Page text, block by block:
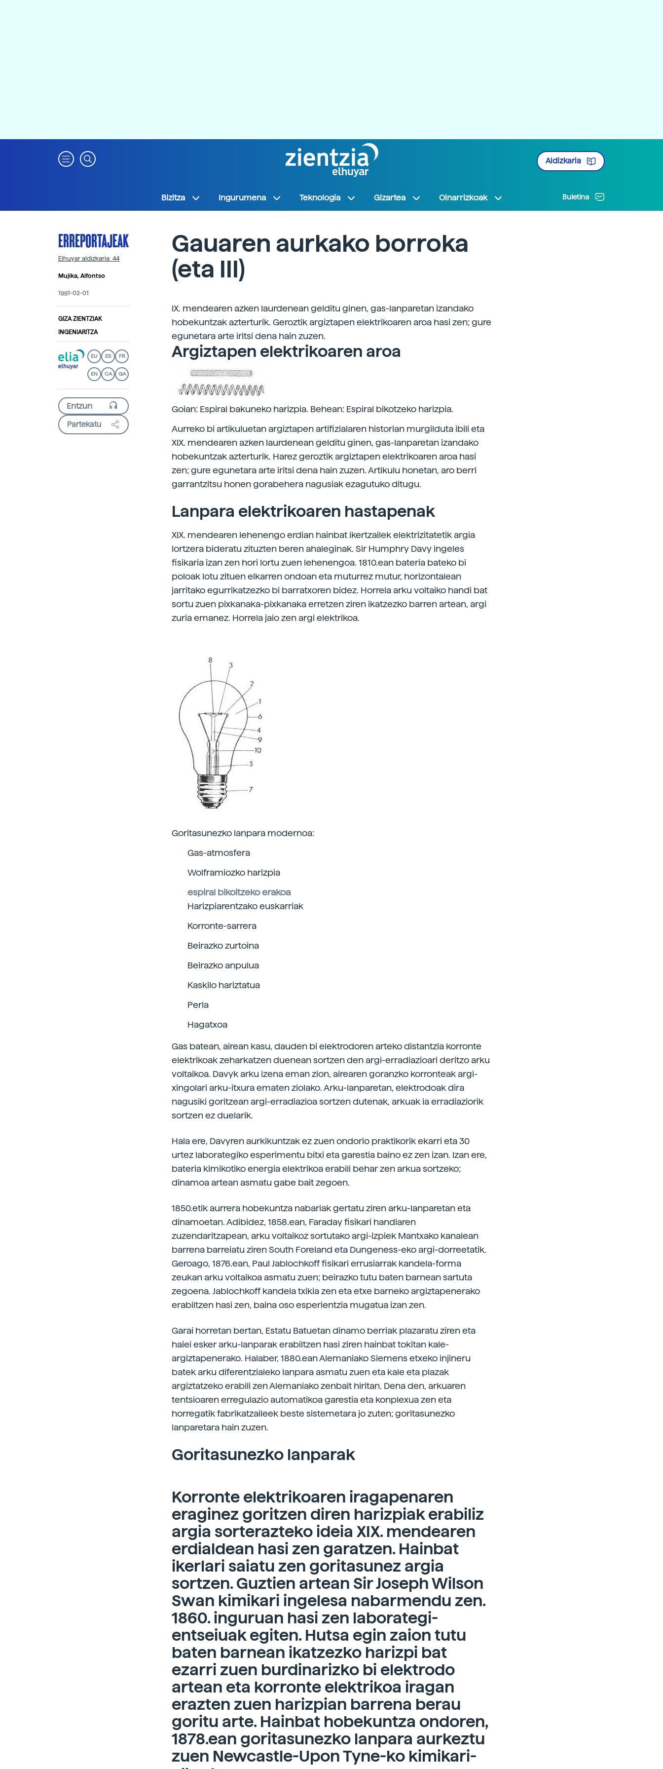
Aldizkaria
Bizitza Ingurumena Teknologia Gizartea Oinarrizkoak Buletina
ERREPORTAJEAK
Elhuyar aldizkaria: 44
Mujika, Alfontso
1991-02-01
GIZA ZIENTZIAK
INGENIARITZA
EU ES FR
EN CA GA
Partekatu
Gauaren aurkako borroka
(eta III)
IX. mendearen azken laurdenean gelditu ginen, gas-lanparetan izandako
hobekuntzak azterturik. Geroztik argiztapen elektrikoaren aroa hasi zen; gure
egunetara arte iritsi dena hain zuzen.
Argiztapen elektrikoaren aroa
Goian: Espiral bakuneko harizpia. Behean: Espiral bikotzeko harizpia.
Aurreko bi artikuluetan argiztapen artifizialaren historian murgilduta ibili eta
XIX. mendearen azken laurdenean gelditu ginen, gas-lanparetan izandako
hobekuntzak azterturik. Harez geroztik argiztapen elektrikoaren aroa hasi
zen; gure egunetara arte iritsi dena hain zuzen. Artikulu honetan, aro berri
garrantzitsu honen gorabehera nagusiak ezagutuko ditugu.
Lanpara elektrikoaren hastapenak
XIX. mendearen lehenengo erdian hainbat ikertzailek elektrizitatetik argia
lortzera bideratu zituzten beren ahaleginak. Sir Humphry Davy ingeles
fisikaria izan zen hori lortu zuen lehenengoa. 1810.ean bateria bateko bi
poloak lotu zituen elkarren ondoan eta muturrez mutur, horizontalean
jarritako egurrikatzezko bi barratxoren bidez. Horrela arku voltaiko handi bat
sortu zuen pixkanaka-pixkanaka erretzen ziren ikatzezko barren artean, argi
zuria emanez. Horrela jaio zen argi elektrikoa.
Goritasunezko lanpara modernoa:
Gas-atmosfera
Wolframiozko harizpia
espiral bikoitzeko erakoa
Harizpiarentzako euskarriak
Korronte-sarrera
Beirazko zurtoina
Beirazko anpulua
Kaskilo hariztatua
Perla
Hagatxoa
Gas batean, airean kasu, dauden bi elektrodoren arteko distantzia korronte
elektrikoak zeharkatzen duenean sortzen den argi-erradiazioari deritzo arku
voltaikoa. Davyk arku izena eman zion, airearen goranzko korronteak argi-
xingolari arku-itxura ematen ziolako. Arku-lanparetan, elektrodoak dira
nagusiki goritzean argi-erradiazioa sortzen dutenak, arkuak ia erradiaziorik
sortzen ez duelarik.
Hala ere, Davyren aurkikuntzak ez zuen ondorio praktikorik ekarri eta 30
urtez laborategiko esperimentu bitxi eta garestia baino ez zen izan. Izan ere,
bateria kimikotiko energia elektrikoa erabili behar zen arkua sortzeko;
dinamoa artean asmatu gabe bait zegoen.
1850.etik aurrera hobekuntza nabariak gertatu ziren arku-lanparetan eta
dinamoetan. Adibidez, 1858.ean, Faraday fisikari handiaren
zuzendaritzapean, arku voltaikoz sortutako argi-izpiek Mantxako kanalean
barrena barreiatu ziren South Foreland eta Dungeness-eko argi-dorreetatik.
Geroago, 1876.ean, Paul Jablochkoff fisikari errusiarrak kandela-forma
zeukan arku voltaikoa asmatu zuen; beirazko tutu baten barnean sartuta
zegoena. Jablochkoff kandela txikia zen eta etxe barneko argiztapenerako
erabiltzen hasi zen, baina oso esperientzia mugatua izan zen.
Garai horretan bertan, Estatu Batuetan dinamo berriak plazaratu ziren eta
haiei esker arku-lanparak erabiltzen hasi ziren hainbat tokitan kale-
argiztapenerako. Halaber, 1880.ean Alemaniako Siemens etxeko injineru
batek arku diferentzialeko lanpara asmatu zuen eta kale eta plazak
argiztatzeko erabili zen Alemaniako zenbait hiritan. Dena den, arkuaren
tentsioaren erregulazio automatikoa garestia eta konplexua zen eta
horregatik fabrikatzaileek beste sistemetara jo zuten; goritasunezko
lanparetara hain zuzen.
Goritasunezko lanparak
Korronte elektrikoaren iragapenaren
eraginez goritzen diren harizpiak erabiliz
argia sorterazteko ideia XIX. mendearen
erdialdean hasi zen garatzen. Hainbat
ikerlari saiatu zen goritasunez argia
sortzen. Guztien artean Sir Joseph Wilson
Swan kimikari ingelesa nabarmendu zen.
1860. inguruan hasi zen laborategi-
entseiuak egiten. Hutsa egin zaion tutu
baten barnean ikatzezko harizpi bat
ezarri zuen burdinarizko bi elektrodo
artean eta korronte elektrikoa iragan
erazten zuen harizpian barrena berau
goritu arte. Hainbat hobekuntza ondoren,
1878.ean goritasunezko lanpara aurkeztu
zuen Newcastle-Upon Tyne-ko kimikari-